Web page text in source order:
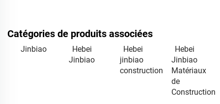
Catégories de produits associées
Jinbiao
Hebei
Jinbiao
Hebei
jinbiao
construction
Hebei
Jinbiao
Matériaux
de
Construction